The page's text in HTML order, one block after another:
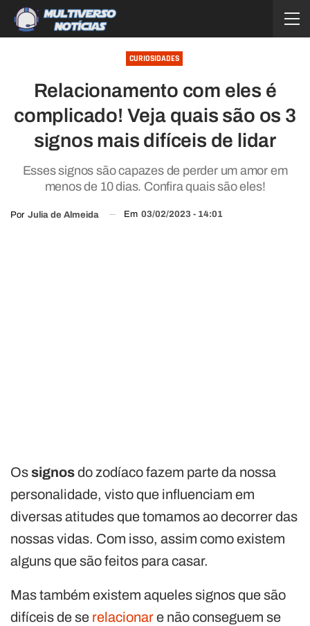
CURIOSIDADES
Relacionamento com eles é
complicado! Veja quais são os 3
signos mais difíceis de lidar
Esses signos são capazes de perder um amor em
menos de 10 dias. Confira quais são eles!
Por Julia de Almeida Em 03/02/2023 - 14:01
Ossignosdo zodíaco fazem parte da nossa
personalidade, visto que influenciam em
diversas atitudes que tomamos ao decorrer das
nossas vidas. Com isso, assim como existem
alguns que são feitos para casar.
Mas também existem aqueles signos que são
difíceis de se relacionare não conseguem se